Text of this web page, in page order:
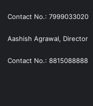
Contact No.: 7999033020
Aashish Agrawal, Director
Contact No.: 8815088888